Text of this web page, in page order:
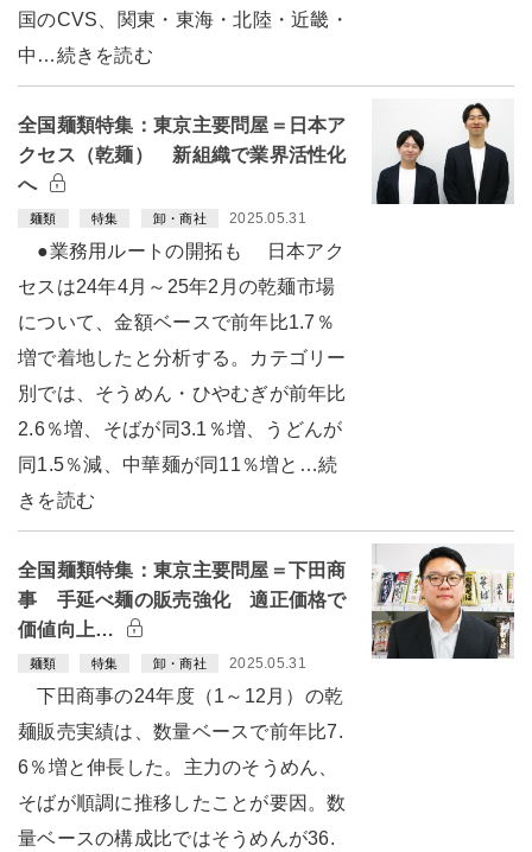
国のCVS、関東・東海・北陸・近畿・
中…続きを読む
全国麺類特集：東京主要問屋＝日本ア
クセス（乾麺） 新組織で業界活性化
へ
麺類 特集 卸・商社 2025.05.31
●業務用ルートの開拓も 日本アク
セスは24年4月～25年2月の乾麺市場
について、金額ベースで前年比1.7％
増で着地したと分析する。カテゴリー
別では、そうめん・ひやむぎが前年比
2.6％増、そばが同3.1％増、うどんが
同1.5％減、中華麺が同11％増と…続
きを読む
全国麺類特集：東京主要問屋＝下田商
事 手延べ麺の販売強化 適正価格で
価値向上…
麺類 特集 卸・商社 2025.05.31
下田商事の24年度（1～12月）の乾
麺販売実績は、数量ベースで前年比7.
6％増と伸長した。主力のそうめん、
そばが順調に推移したことが要因。数
量ベースの構成比ではそうめんが36.